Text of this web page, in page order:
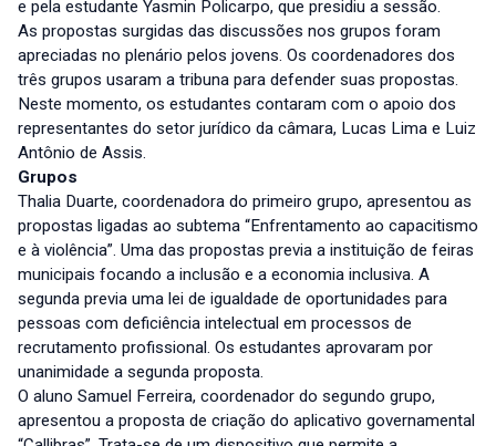
e pela estudante Yasmin Policarpo, que presidiu a sessão.
As propostas surgidas das discussões nos grupos foram
apreciadas no plenário pelos jovens. Os coordenadores dos
três grupos usaram a tribuna para defender suas propostas.
Neste momento, os estudantes contaram com o apoio dos
representantes do setor jurídico da câmara, Lucas Lima e Luiz
Antônio de Assis.
Grupos
Thalia Duarte, coordenadora do primeiro grupo, apresentou as
propostas ligadas ao subtema “Enfrentamento ao capacitismo
e à violência”. Uma das propostas previa a instituição de feiras
municipais focando a inclusão e a economia inclusiva. A
segunda previa uma lei de igualdade de oportunidades para
pessoas com deficiência intelectual em processos de
recrutamento profissional. Os estudantes aprovaram por
unanimidade a segunda proposta.
O aluno Samuel Ferreira, coordenador do segundo grupo,
apresentou a proposta de criação do aplicativo governamental